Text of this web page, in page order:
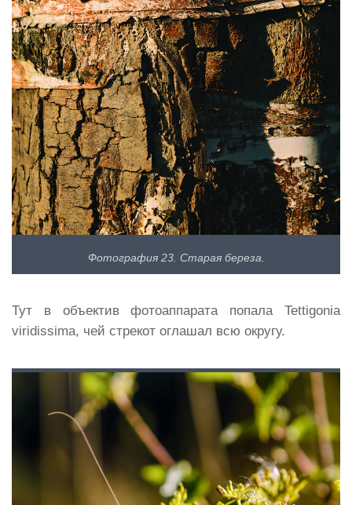
Фотография 23. Старая береза.
Тут в объектив фотоаппарата попала Tettigonia
viridissima, чей стрекот оглашал всю округу.